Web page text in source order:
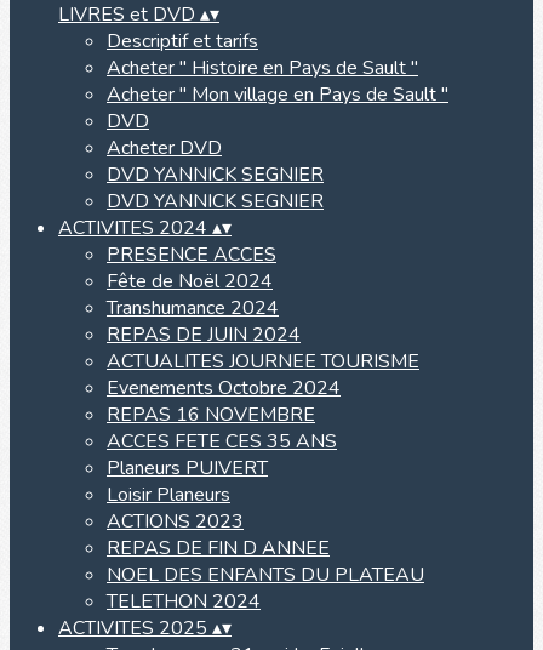
LIVRES et DVD ▴▾
Descriptif et tarifs
Acheter " Histoire en Pays de Sault "
Acheter " Mon village en Pays de Sault "
DVD
Acheter DVD
DVD YANNICK SEGNIER
DVD YANNICK SEGNIER
ACTIVITES 2024 ▴▾
PRESENCE ACCES
Fête de Noël 2024
Transhumance 2024
REPAS DE JUIN 2024
ACTUALITES JOURNEE TOURISME
Evenements Octobre 2024
REPAS 16 NOVEMBRE
ACCES FETE CES 35 ANS
Planeurs PUIVERT
Loisir Planeurs
ACTIONS 2023
REPAS DE FIN D ANNEE
NOEL DES ENFANTS DU PLATEAU
TELETHON 2024
ACTIVITES 2025 ▴▾